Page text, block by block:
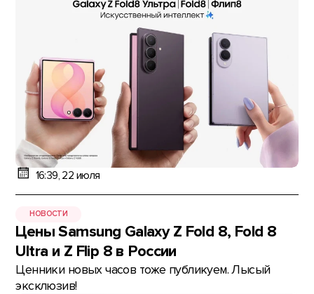
16:39, 22 июля
НОВОСТИ
Цены Samsung Galaxy Z Fold 8, Fold 8
Ultra и Z Flip 8 в России
Ценники новых часов тоже публикуем. Лысый
эксклюзив!